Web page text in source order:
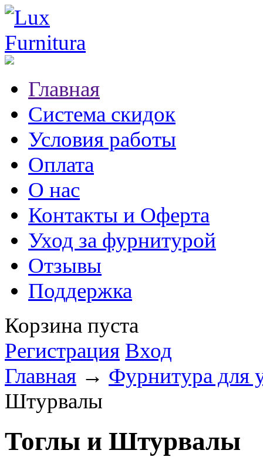
Главная
Система скидок
Условия работы
Оплата
О нас
Контакты и Оферта
Уход за фурнитурой
Отзывы
Поддержка
Корзина пуста
Регистрация Вход
Главная → Фурнитура для
Штурвалы
Тоглы и Штурвалы